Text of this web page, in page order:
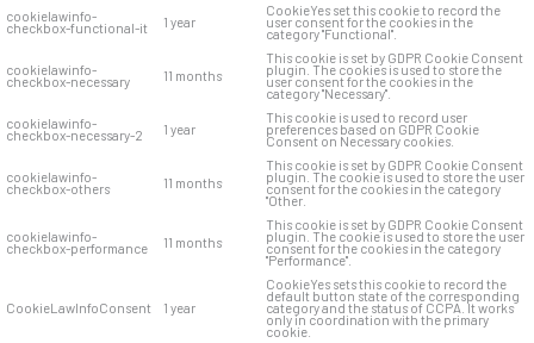
cookielawinfo-
checkbox-functional-it 1 year
CookieYes set this cookie to record the
user consent for the cookies in the
category "Functional".
cookielawinfo-
checkbox-necessary 11 months
This cookie is set by GDPR Cookie Consent
plugin. The cookies is used to store the
user consent for the cookies in the
category "Necessary".
cookielawinfo-
checkbox-necessary-2 1 year
This cookie is used to record user
preferences based on GDPR Cookie
Consent on Necessary cookies.
cookielawinfo-
checkbox-others 11 months
This cookie is set by GDPR Cookie Consent
plugin. The cookie is used to store the user
consent for the cookies in the category
"Other.
cookielawinfo-
checkbox-performance 11 months
This cookie is set by GDPR Cookie Consent
plugin. The cookie is used to store the user
consent for the cookies in the category
"Performance".
CookieLawInfoConsent 1 year
CookieYes sets this cookie to record the
default button state of the corresponding
category and the status of CCPA. It works
only in coordination with the primary
cookie.